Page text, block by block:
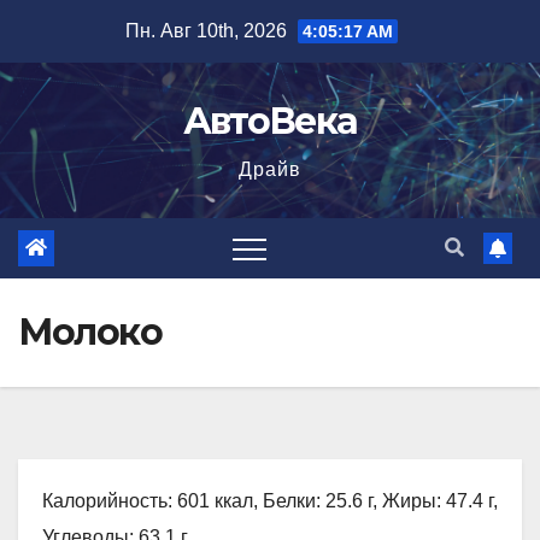
содержимому
Пн. Авг 10th, 2026 4:05:18 AM
АвтоВека
Драйв
Молоко
Калорийность: 601 ккал, Белки: 25.6 г, Жиры: 47.4 г,